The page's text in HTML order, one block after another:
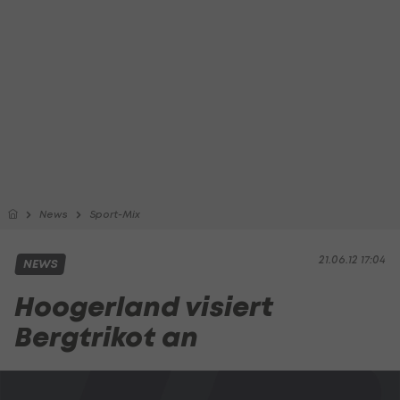
News Sport-Mix
21.06.12 17:04
NEWS
Hoogerland visiert
Bergtrikot an